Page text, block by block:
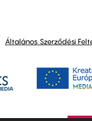
Általános Szerződési